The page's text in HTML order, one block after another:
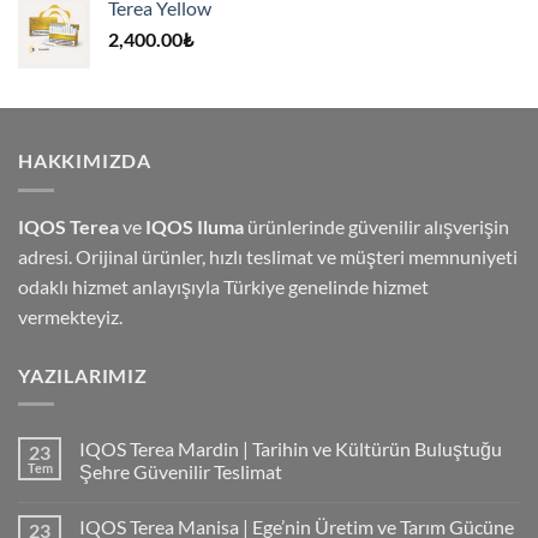
Terea Yellow
2,400.00₺
HAKKIMIZDA
IQOS Tereave IQOS Iluma ürünlerinde güvenilir alışverişin
adresi. Orijinal ürünler, hızlı teslimat ve müşteri memnuniyeti
odaklı hizmet anlayışıyla Türkiye genelinde hizmet
vermekteyiz.
YAZILARIMIZ
23
Tem
IQOS Terea Mardin | Tarihin ve Kültürün Buluştuğu
Şehre Güvenilir Teslimat
23 IQOS Terea Manisa | Ege’nin Üretim ve Tarım Gücüne